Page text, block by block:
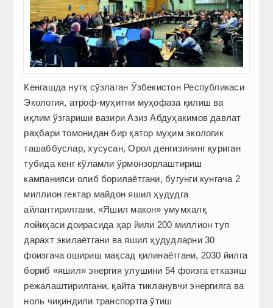
Кенгашда нутқ сўзлаган Ўзбекистон Рес­публикаси
Экология, атроф-муҳитни муҳофаза қилиш ва
иқлим ўзгариши вазири Азиз ­Абдуҳакимов давлат
раҳбари томонидан бир қатор муҳим экологик
ташаббуслар, хусусан, Орол денгизининг қуриган
тубида кенг кўламли ўрмонзорлаштириш
кампанияси олиб борилаётгани, бугунги кунгача 2
миллион гектар майдон яшил ҳудудга
айлантирилгани, «Яшил макон» умумхалқ
лойиҳаси доирасида ҳар йили 200 миллион туп
дарахт экилаётгани ва яшил ҳудудларни 30
фоизгача ошириш мақсад қилинаётгани, 2030 йилга
бориб «яшил» энергия улушини 54 фоизга етказиш
режалаштирилгани, қайта тикланувчи энергияга ва
ноль чиқиндили транспортга ўтиш